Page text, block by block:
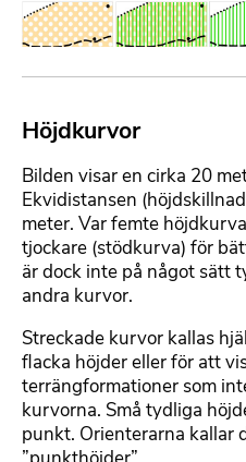
B
i
d
e
f
i
l
F
r
m
a
t
t
e
b
a
r
t
e
Höjdkurvor
Bilden visar en cirka 20
Ekvidistansen
meter. Var femte
tjockare (stödkurva) för
är dock inte på något sätt
andra kurvor.
Streckade kurvor kallas
flacka höjder eller för att
terrängformationer som
kurvorna. Små tydliga
punkt. Orienterarna kallar